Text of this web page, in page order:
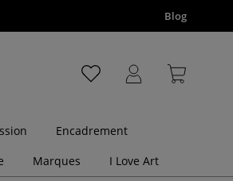
Blog
Encadrement
Marques I Love Art